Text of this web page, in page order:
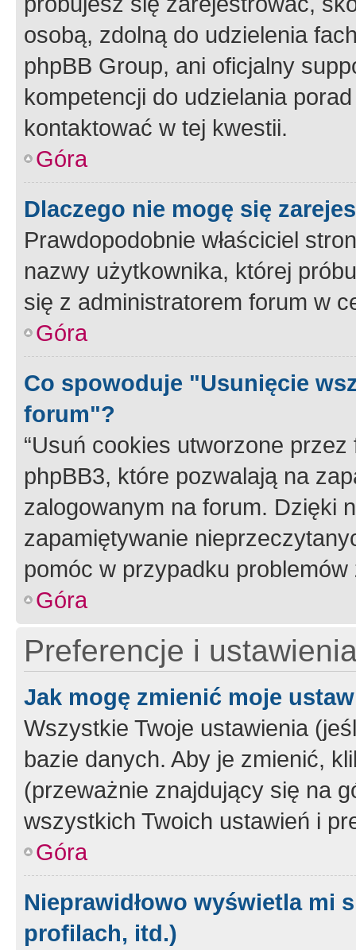
osobą, zdolną do udzielenia
phpBB Group, ani oficjalny
kompetencji do udzielania
kontaktować w tej kwestii.
Góra
Dlaczego nie mogę się
Prawdopodobnie właściciel
nazwy użytkownika, której
się z administratorem forum w
Góra
Co spowoduje "Usunięcie
forum"?
“Usuń cookies utworzone
phpBB3, które pozwalają na
zalogowanym na forum. Dzięki
zapamiętywanie
pomóc w przypadku
Góra
Preferencje i
Jak mogę zmienić moje
Wszystkie Twoje ustawienia
bazie danych. Aby je zmienić,
(przeważnie znajdujący się na
wszystkich Twoich ustawień i
Góra
Nieprawidłowo wyświetla mi
profilach, itd.)